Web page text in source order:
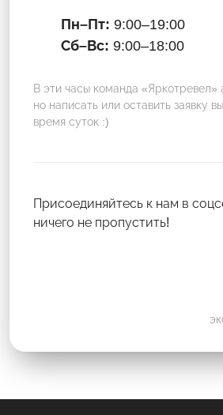
Пн–Пт: 9:00–19:00
Сб–Вс: 9:00–18:00
В эти часы команда «Яркотревел»
но написать или оставить заявку
время суток :)
Присоединяйтесь к нам в
ничего не пропустить!